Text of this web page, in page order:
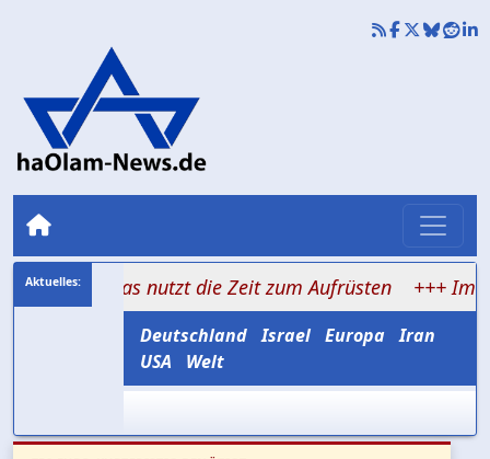
nutzt die Zeit zum Aufrüsten +++ Im Schatten
Deutschland Israel Europa Iran
USA
Welt